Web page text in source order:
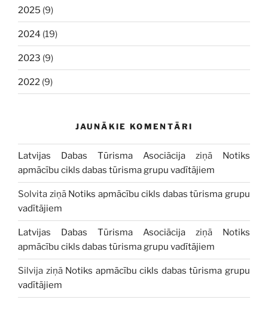
2025 (9)
2024 (19)
2023 (9)
2022 (9)
JAUNĀKIE KOMENTĀRI
Latvijas Dabas Tūrisma Asociācija ziņā Notiks
apmācību cikls dabas tūrisma grupu vadītājiem
Solvita ziņā Notiks apmācību cikls dabas tūrisma grupu
vadītājiem
Latvijas Dabas Tūrisma Asociācija ziņā Notiks
apmācību cikls dabas tūrisma grupu vadītājiem
Silvija ziņā Notiks apmācību cikls dabas tūrisma grupu
vadītājiem